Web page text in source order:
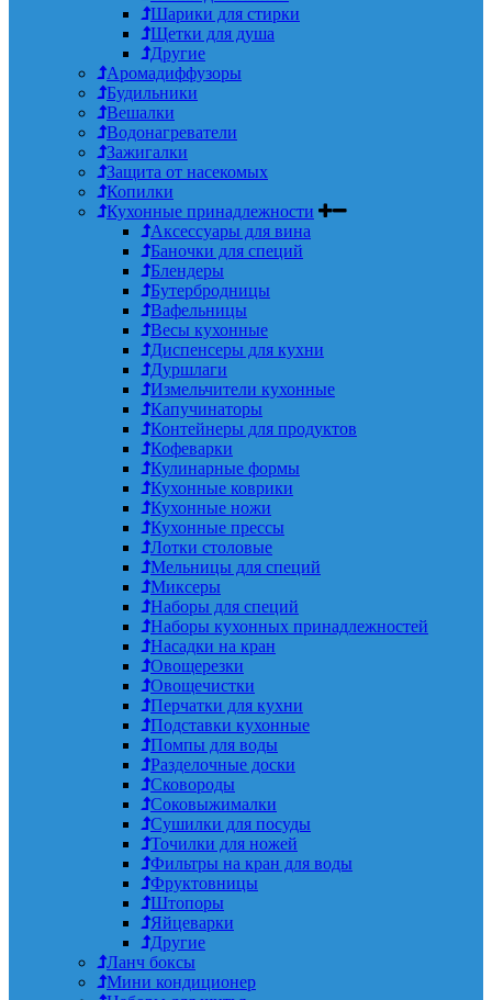
Шарики для стирки
Щетки для душа
Другие
Аромадиффузоры
Будильники
Вешалки
Водонагреватели
Зажигалки
Защита от насекомых
Копилки
Кухонные принадлежности
Аксессуары для вина
Баночки для специй
Блендеры
Бутербродницы
Вафельницы
Весы кухонные
Диспенсеры для кухни
Дуршлаги
Измельчители кухонные
Капучинаторы
Контейнеры для продуктов
Кофеварки
Кулинарные формы
Кухонные коврики
Кухонные ножи
Кухонные прессы
Лотки столовые
Мельницы для специй
Миксеры
Наборы для специй
Наборы кухонных принадлежностей
Насадки на кран
Овощерезки
Овощечистки
Перчатки для кухни
Подставки кухонные
Помпы для воды
Разделочные доски
Сковороды
Соковыжималки
Сушилки для посуды
Точилки для ножей
Фильтры на кран для воды
Фруктовницы
Штопоры
Яйцеварки
Другие
Ланч боксы
Мини кондиционер